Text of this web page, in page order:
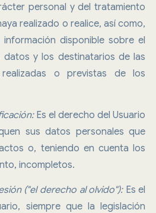
personal y del tratamiento
realizado o realice, así como,
disponible sobre el
y los destinatarios de las
realizadas o previstas de los
Es el derecho del Usuario
sus datos personales que
o, teniendo en cuenta los
incompletos.
("el derecho al olvido"):Es el
siempre que la legislación